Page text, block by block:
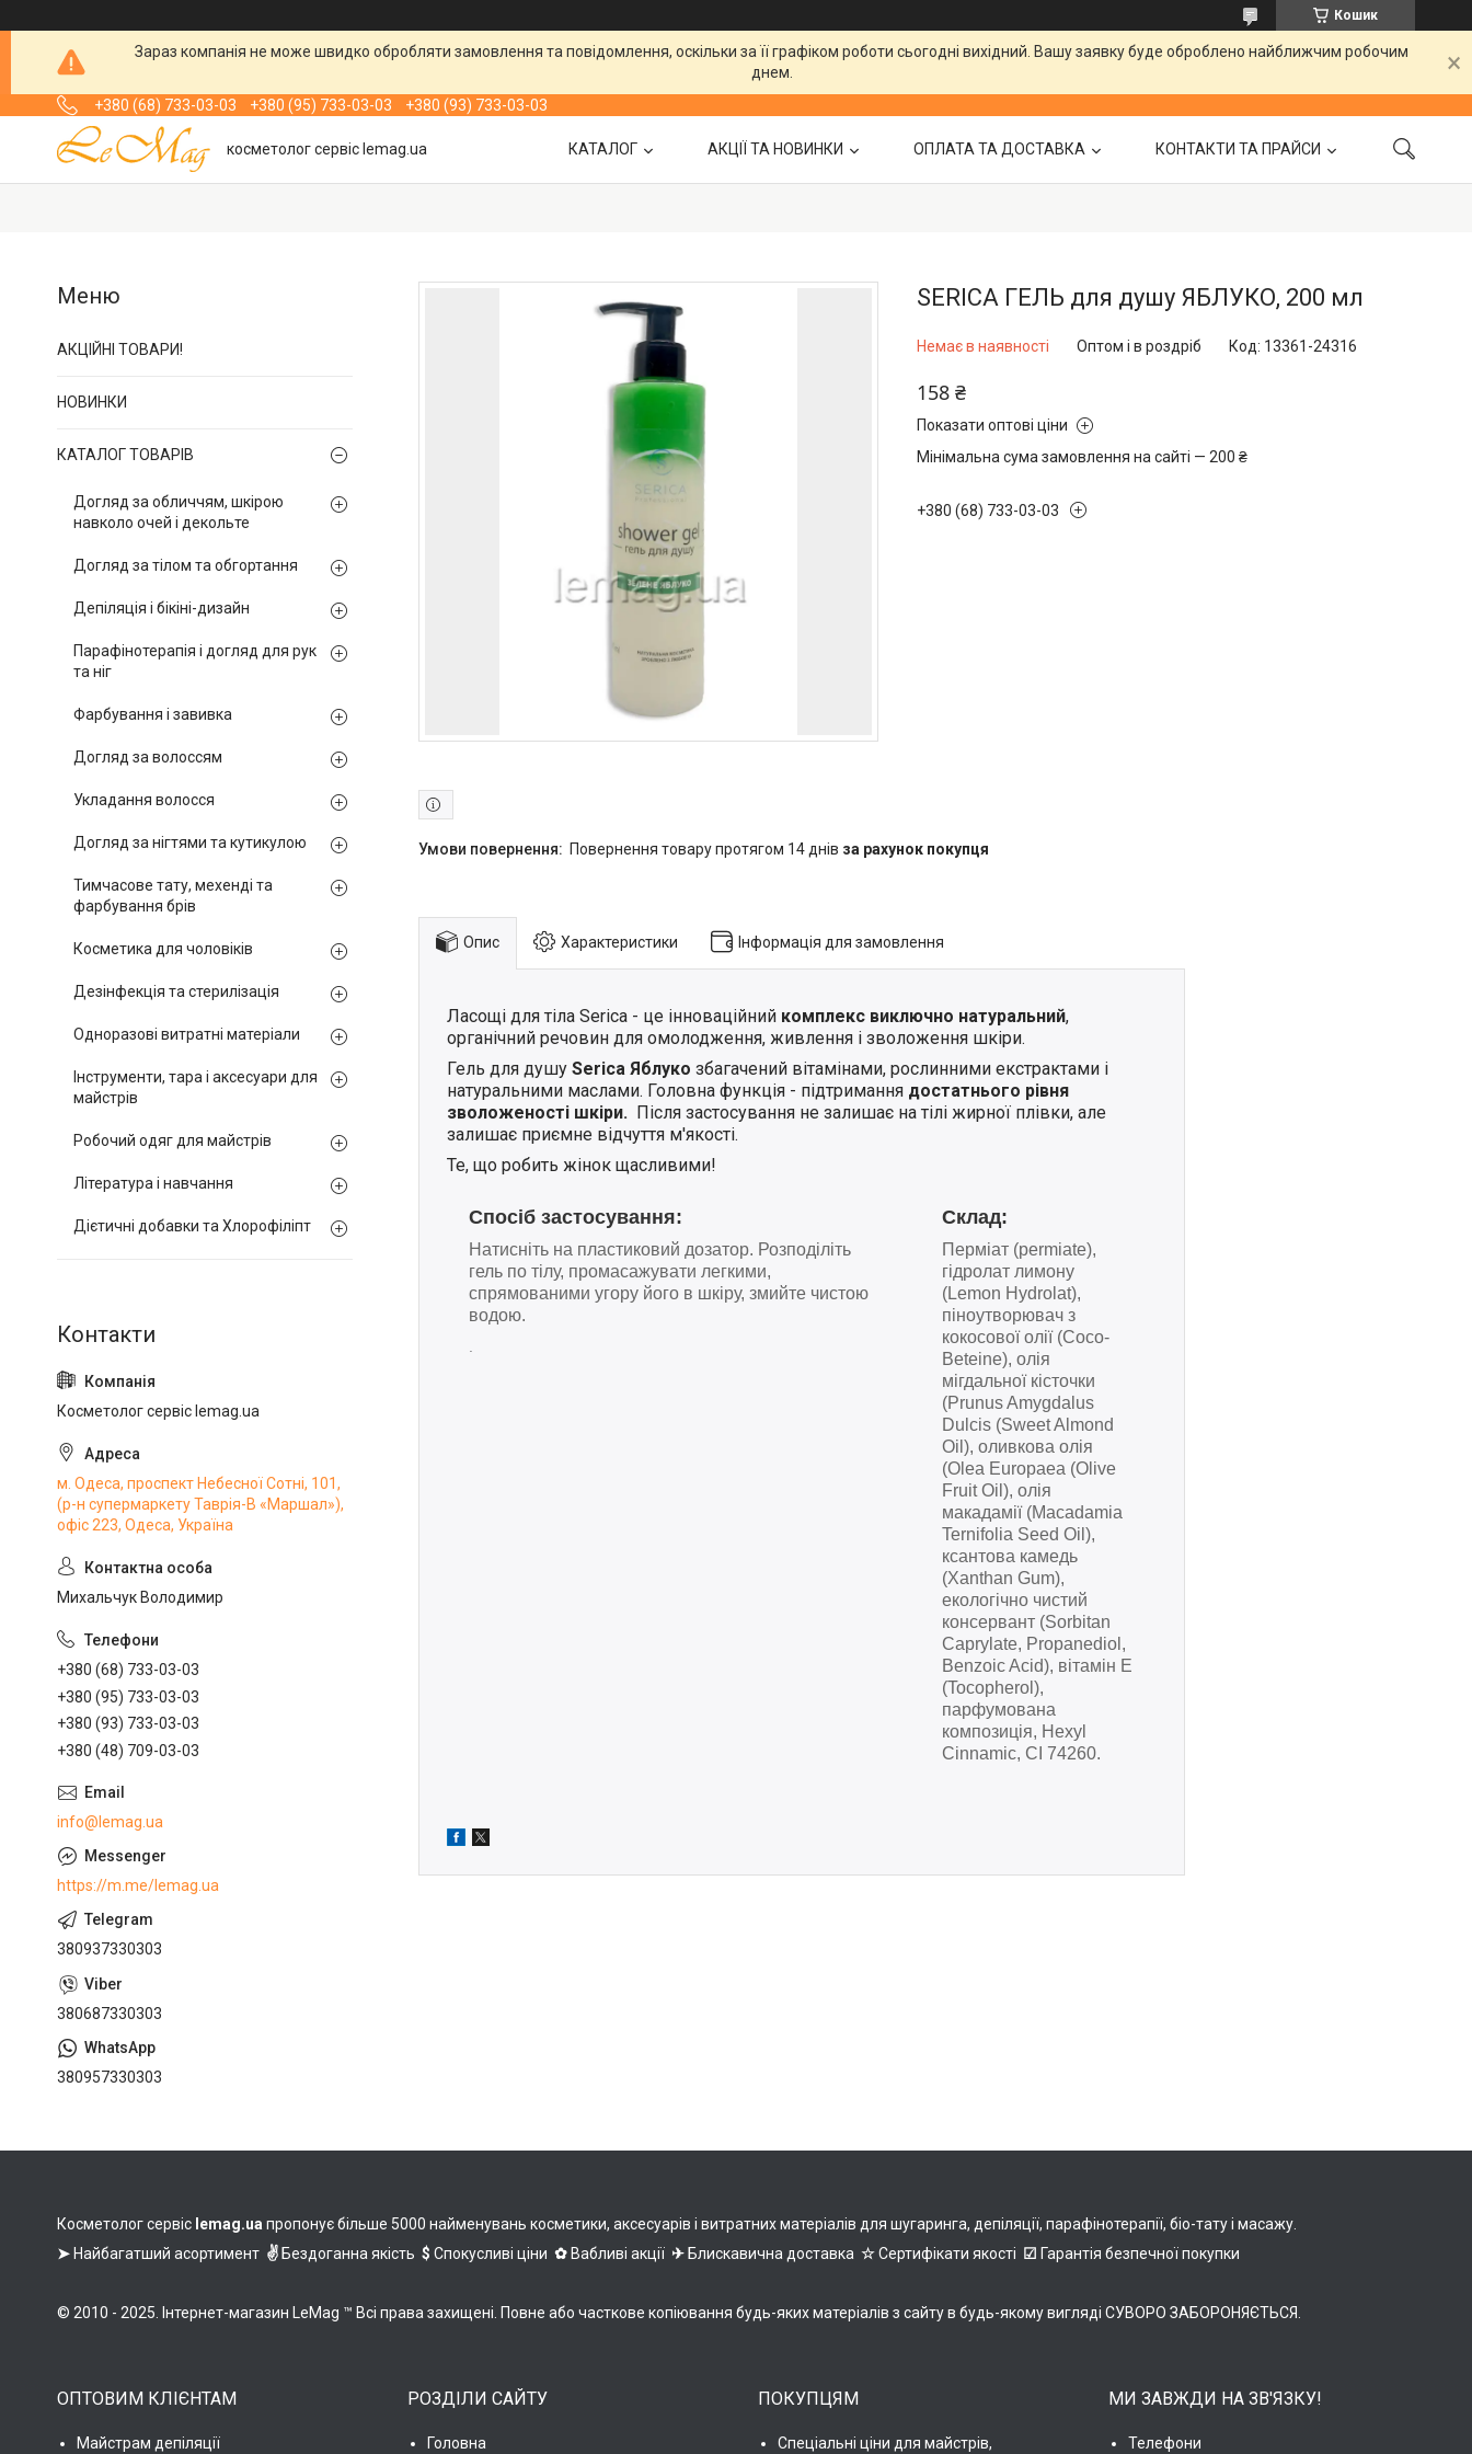
Кошик
Зараз компанія не може швидко обробляти замовлення та повідомлення, оскільки за її графіком роботи сьогодні вихідний. Вашу заявку буде оброблено найближчим робочим
днем.
+380 (68) 733-03-03
+380 (95) 733-03-03 +380 (93) 733-03-03
косметолог сервіс lemag.ua КАТАЛОГ АКЦІЇ ТА НОВИНКИ ОПЛАТА ТА ДОСТАВКА КОНТАКТИ ТА ПРАЙСИ
SERICA ГЕЛЬ для душу ЯБЛУКО, 200 мл
Немає в наявності Оптом і в роздріб Код: 13361-24316
158 ₴
Показати оптові ціни
Мінімальна сума замовлення на сайті — 200 ₴
+380 (68) 733-03-03
повернення товару протягом 14 днів за рахунок покупця
Опис Характеристики Інформація для замовлення
Ласощі для тіла Serica - це інноваційний комплекс виключно натуральний,
органічний речовин для омолодження, живлення і зволоження шкіри.
Гель для душу Serica Яблуко збагачений вітамінами, рослинними екстрактами і
натуральними маслами. Головна функція - підтримання достатнього рівня
зволоженості шкіри. Після застосування не залишає на тілі жирної плівки, але
залишає приємне відчуття м'якості.
Те, що робить жінок щасливими!
Спосіб застосування:
Натисніть на пластиковий дозатор. Розподіліть
гель по тілу, промасажувати легкими,
спрямованими угору його в шкіру, змийте чистою
водою.
Склад:
Перміат (permiate),
гідролат лимону
(Lemon Hydrolat),
піноутворювач з
кокосової олії (Coco-
Beteine), олія
мігдальної кісточки
(Prunus Amygdalus
Dulcis (Sweet Almond
Oil), оливкова олія
(Olea Europaea (Olive
Fruit Oil), олія
макадамії (Macadamia
Ternifolia Seed Oil),
ксантова камедь
(Xanthan Gum),
екологічно чистий
консервант (Sorbitan
Caprylate, Propanediol,
Benzoic Acid), вітамін E
(Tocopherol),
парфумована
композиція, Hexyl
Cinnamic, CI 74260.
АКЦІЙНІ ТОВАРИ!
НОВИНКИ
КАТАЛОГ ТОВАРІВ
Догляд за обличчям, шкірою
навколо очей і декольте
Догляд за тілом та обгортання
Депіляція і бікіні-дизайн
Парафінотерапія і догляд для рук
та ніг
Фарбування і завивка
Догляд за волоссям
Укладання волосся
Догляд за нігтями та кутикулою
Тимчасове тату, мехенді та
фарбування брів
Косметика для чоловіків
Дезінфекція та стерилізація
Одноразові витратні матеріали
Інструменти, тара і аксесуари для
майстрів
Робочий одяг для майстрів
Література і навчання
Дієтичні добавки та Хлорофіліпт
Косметолог сервіс lemag.ua
м. Одеса, проспект Небесної Сотні, 101,
(р-н супермаркету Таврія-В «Маршал»),
офіс 223, Одеса, Україна
Михальчук Володимир
+380 (68) 733-03-03
+380 (95) 733-03-03
+380 (93) 733-03-03
+380 (48) 709-03-03
info@lemag.ua
https://m.me/lemag.ua
380937330303
380687330303
380957330303
Косметолог сервіс lemag.ua пропонує більше 5000 найменувань косметики, аксесуарів і витратних матеріалів для шугаринга, депіляції, парафінотерапії, біо-тату і масажу.
➤ Найбагатший асортимент ✌ Бездоганна якість $ Спокусливі ціни ✿ Вабливі акції ✈ Блискавична доставка ☆Сертифікати якості ☑ Гарантія безпечної покупки
© 2010 - 2025. Інтернет-магазин LeMag ™ Всі права захищені. Повне або часткове копіювання будь-яких матеріалів з сайту в будь-якому вигляді СУВОРО ЗАБОРОНЯЄТЬСЯ.
ОПТОВИМ КЛІЄНТАМ
Майстрам депіляції
РОЗДІЛИ САЙТУ
Головна
ПОКУПЦЯМ
Спеціальні ціни для майстрів,
МИ ЗАВЖДИ НА ЗВ'ЯЗКУ!
Телефони